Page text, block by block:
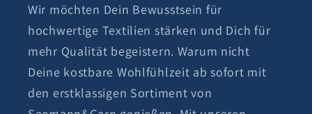
Wir möchten Dein Bewusstsein für
hochwertige Textilien stärken und Dich für
mehr Qualität begeistern. Warum nicht
Deine kostbare Wohlfühlzeit ab sofort mit
den erstklassigen Sortiment von